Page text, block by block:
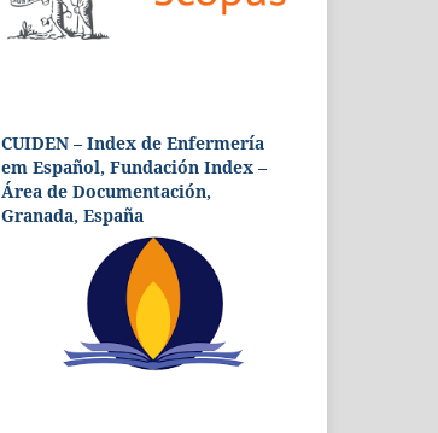
CUIDEN – Index de Enfermería
em Español, Fundación Index –
Área de Documentación,
Granada, España